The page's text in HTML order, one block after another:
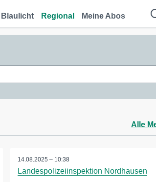
Blaulicht Regional Meine Abos
Alle
14.08.2025 – 10:38
Landespolizeiinspektion Nordhausen